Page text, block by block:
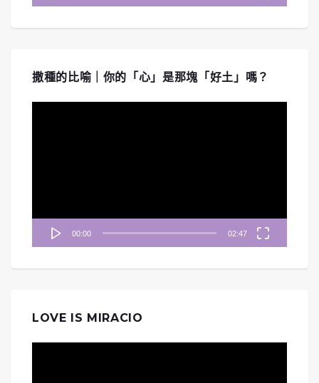
撒種的比喻｜你的「心」是那塊「好土」嗎？
00:00 02:47
LOVE IS MIRACIO